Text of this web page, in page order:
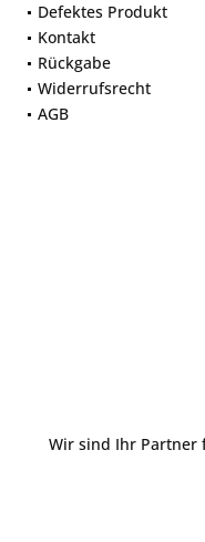
Defektes Produkt
Kontakt
Rückgabe
Widerrufsrecht
AGB
Wir sind Ihr Partner